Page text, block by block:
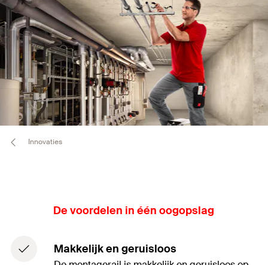
Innovaties
De voordelen in één oogopslag
Makkelijk en geruisloos